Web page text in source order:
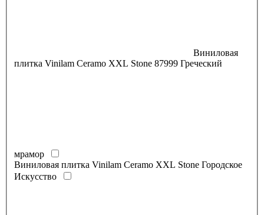
Виниловая
плитка Vinilam Ceramo XXL Stone 87999 Греческий
мрамор
Виниловая плитка Vinilam Ceramo XXL Stone Городское
Искусство